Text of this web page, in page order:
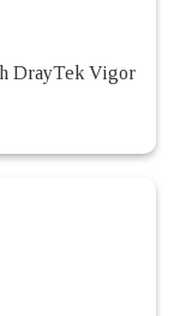
DrayTek Vigor